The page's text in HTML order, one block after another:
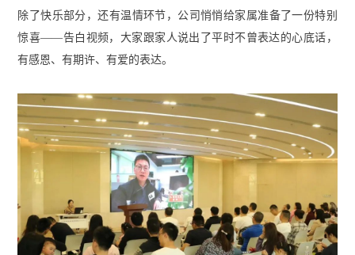
除了快乐部分，还有温情环节，公司悄悄给家属准备了一份特别
惊喜——告白视频，大家跟家人说出了平时不曾表达的心底话，
有感恩、有期许、有爱的表达。